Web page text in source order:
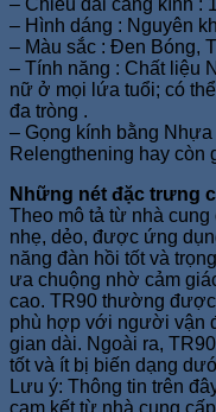
– Chiều dài càng kính :
– Hình dáng : Nguyên
– Màu sắc : Đen Bóng,
– Tính năng : Chất liệu
nữ ở mọi lứa tuổi; có
đa tròng .
– Gọng kính bằng
Relengthening hay còn
Những nét đặc trưng
Theo mô tả từ nhà
nhẹ, dẻo, được ứng
năng đàn hồi tốt và
ưa chuộng nhờ cảm
cao. TR90 thường
phù hợp với người vận
gian dài. Ngoài ra,
tốt và ít bị biến dạng
Lưu ý: Thông tin trên
cam kết từ nhà cung